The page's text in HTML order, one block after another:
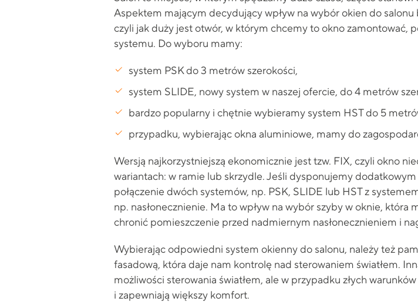
Aspektem mającym decydujący wpływ na wybór okien do
czyli jak duży jest otwór, w którym chcemy to okno zamontować,
systemu. Do wyboru mamy:
system PSK do 3 metrów szerokości,
system SLIDE, nowy system w naszej ofercie, do 4 metrów
bardzo popularny i chętnie wybieramy system HST do 5
przypadku, wybierając okna aluminiowe, mamy do
Wersją najkorzystniejszą ekonomicznie jest tzw. FIX, czyli okno
wariantach: w ramie lub skrzydle. Jeśli dysponujemy
połączenie dwóch systemów, np. PSK, SLIDE lub HST z
np. nasłonecznienie. Ma to wpływ na wybór szyby w oknie,
chronić pomieszczenie przed nadmiernym nasłonecznieniem i
Wybierając odpowiedni system okienny do salonu, należy też
fasadową, która daje nam kontrolę nad sterowaniem światłem.
możliwości sterowania światłem, ale w przypadku złych
i zapewniają większy komfort.